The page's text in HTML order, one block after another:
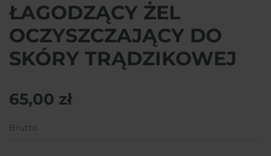
ŁAGODZĄCY ŻEL
OCZYSZCZAJĄCY DO
SKÓRY TRĄDZIKOWEJ
65,00 zł
Brutto